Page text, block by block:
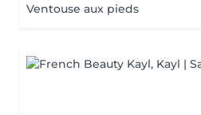
Ventouse aux pieds